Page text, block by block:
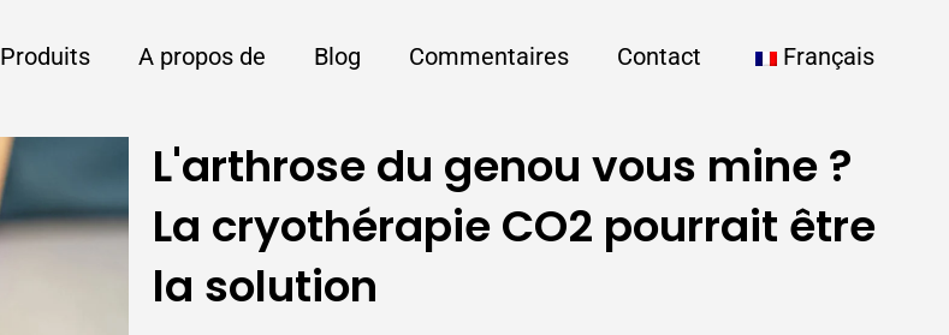
Produits A propos de Blog Commentaires Contact Français
L'arthrose du genou vous mine ?
La cryothérapie CO2 pourrait être
la solution